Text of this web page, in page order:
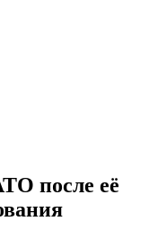
после её